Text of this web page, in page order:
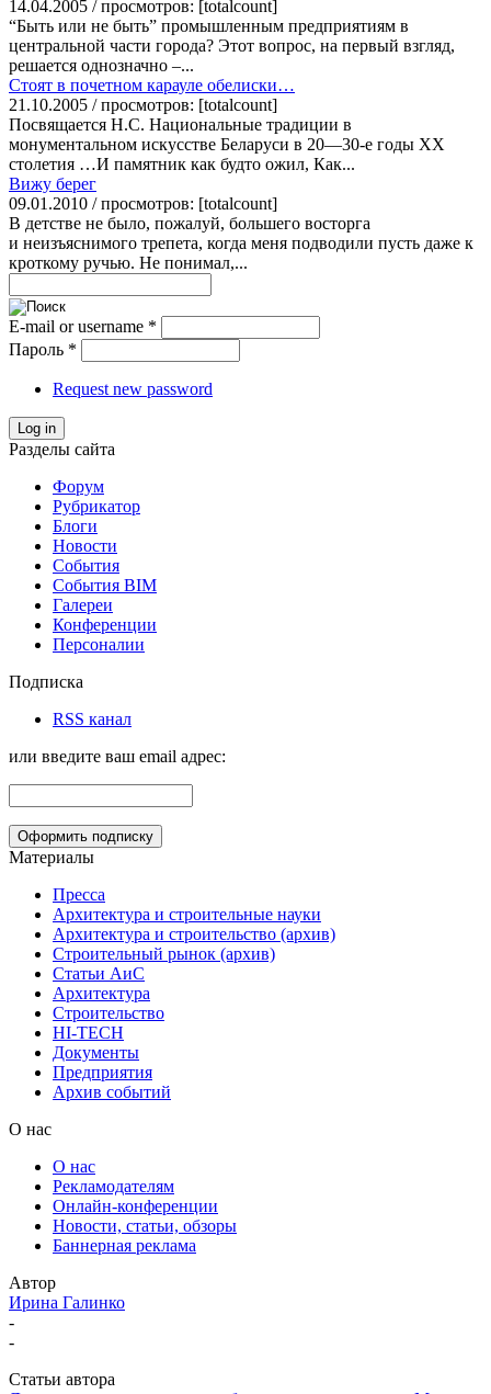
14.04.2005 / просмотров: [totalcount]
“Быть или не быть” промышленным предприятиям в
центральной части города? Этот вопрос, на первый взгляд,
решается однозначно –...
Стоят в почетном карауле обелиски…
21.10.2005 / просмотров: [totalcount]
Посвящается Н.С. Национальные традиции в
монументальном искусстве Беларуси в 20—30-е годы ХХ
столетия …И памятник как будто ожил, Как...
Вижу берег
09.01.2010 / просмотров: [totalcount]
В детстве не было, пожалуй, большего восторга
и неизъяснимого трепета, когда меня подводили пусть даже к
кроткому ручью. Не понимал,...
E-mail or username *
Пароль *
Request new password
Log in
Разделы сайта
Форум
Рубрикатор
Блоги
Новости
События
События BIM
Галереи
Конференции
Персоналии
Подписка
RSS канал
или введите ваш email адрес:
Материалы
Пресса
Архитектура и строительные науки
Архитектура и строительство (архив)
Строительный рынок (архив)
Статьи АиС
Архитектура
Строительство
HI-TECH
Документы
Предприятия
Архив событий
О нас
О нас
Рекламодателям
Онлайн-конференции
Новости, статьи, обзоры
Баннерная реклама
Автор
Ирина Галинко
-
-
Статьи автора